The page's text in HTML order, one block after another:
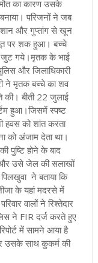
का कारण उसके
परिजनों ने जब
और गुप्तांग से खून
पर शक हुआ। बच्चे
जुट गये।मृतक के भाई
और जिलाधिकारी
ने मृतक बच्चे का शव
की। बीती 22 जुलाई
हुआ।जिसमें स्पष्ट
हवस को शांत करता
को अंजाम देता था।
पुष्टि होने के बाद
और उसे जेल की सलाखों
ने बताया कि
के यहां मदरसे में
वालों ने रिश्तेदार
ने FIR दर्ज करते हुए
में सामने आया है
उसके साथ कुकर्म की